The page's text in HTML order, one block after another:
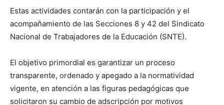
Estas actividades contarán con la participación y el
acompañamiento de las Secciones 8 y 42 del Sindicato
Nacional de Trabajadores de la Educación (SNTE).
El objetivo primordial es garantizar un proceso
transparente, ordenado y apegado a la normatividad
vigente, en atención a las figuras pedagógicas que
solicitaron su cambio de adscripción por motivos